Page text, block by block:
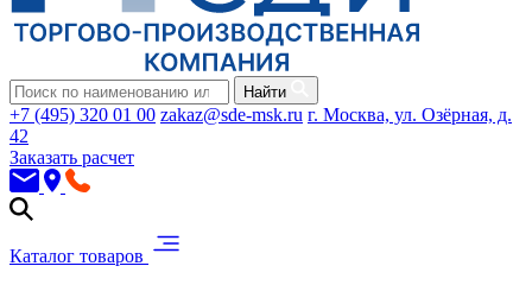
Найти
+7 (495) 320 01 00 zakaz@sde-msk.ru г. Москва, ул. Озёрная, д.
42
Заказать расчет
Каталог товаров